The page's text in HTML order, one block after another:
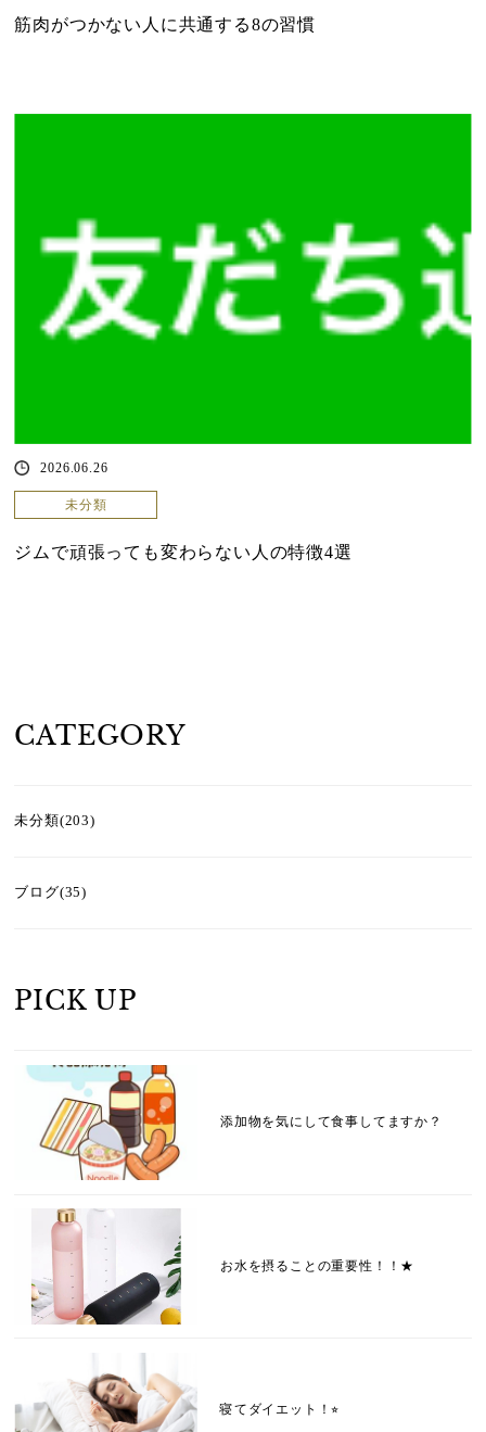
筋肉がつかない人に共通する8の習慣
2026.06.26
未分類
ジムで頑張っても変わらない人の特徴4選
CATEGORY
未分類(203)
ブログ(35)
PICK UP
添加物を気にして食事してますか？
お水を摂ることの重要性！！★
寝てダイエット！⭐︎